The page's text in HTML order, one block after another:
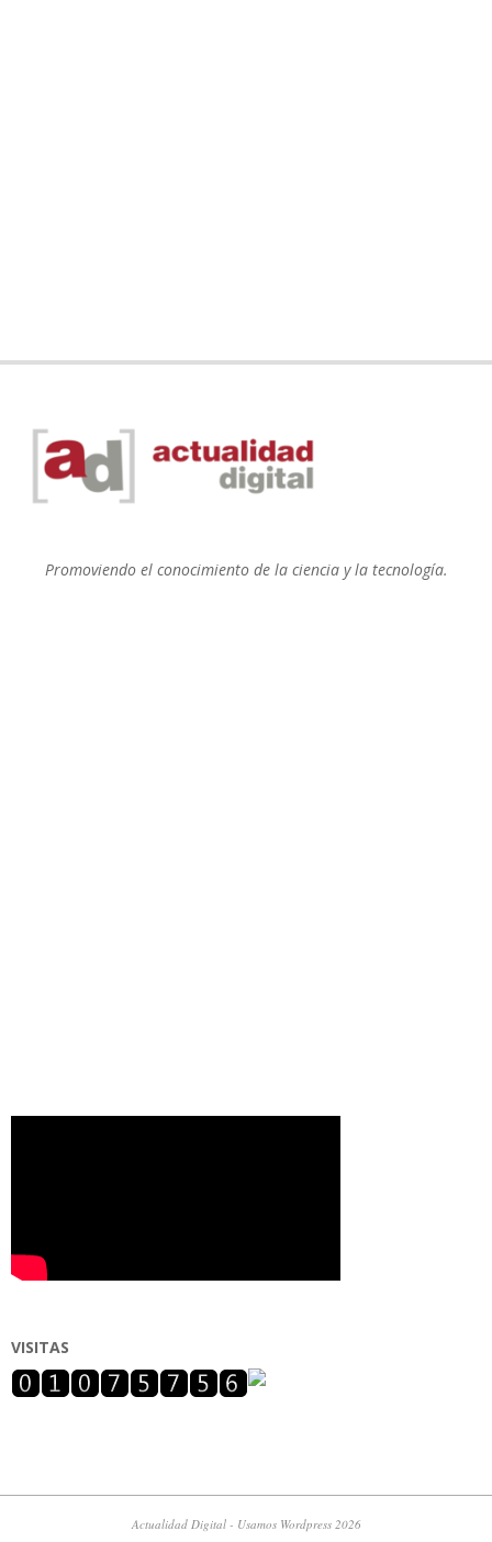
Promoviendo el conocimiento de la ciencia y la tecnología.
VISITAS
Actualidad Digital - Usamos Wordpress 2026